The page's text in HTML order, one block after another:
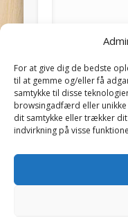
For at give dig de bedste
til at gemme og/eller få
samtykke til disse
browsingadfærd eller unikke
dit samtykke eller trækker
indvirkning på visse
Navn *
E-mail *
Giv mig
kommentere.